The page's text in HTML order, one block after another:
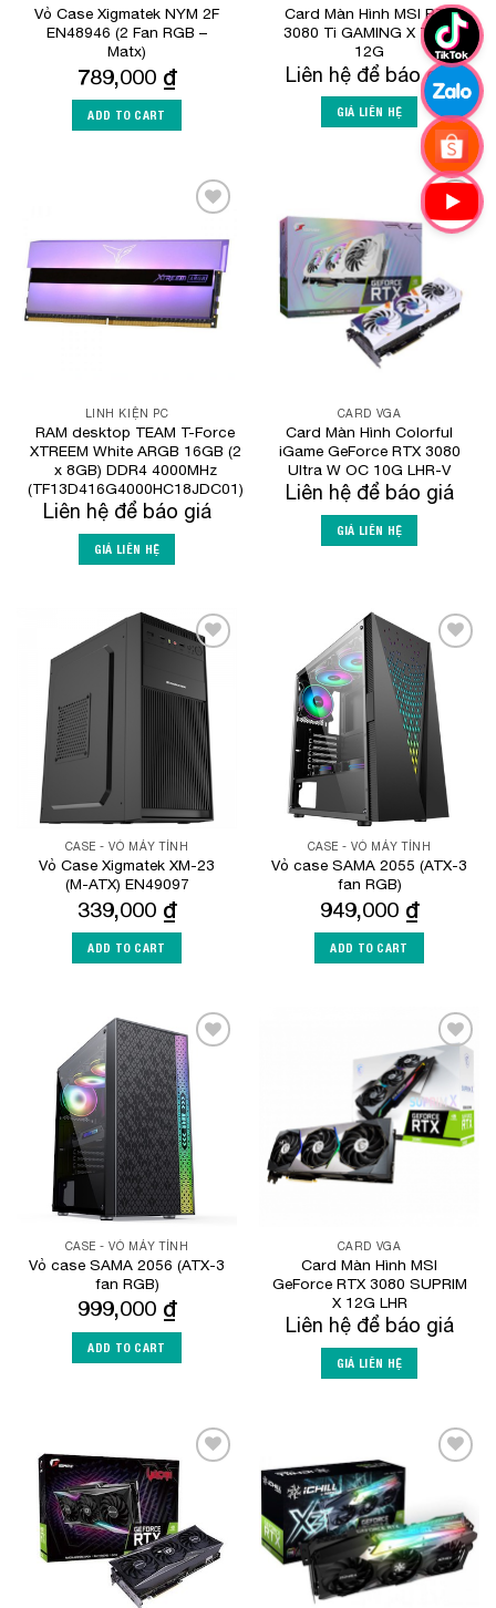
Vỏ Case Xigmatek NYM 2F
EN48946 (2 Fan RGB –
Matx)
789,000 ₫
ADD TO CART
Card Màn Hình MSI RTX
3080 Ti GAMING X TRIO
12G
Liên hệ để báo giá
GIÁ LIÊN HỆ
Wishlist
LINH KIỆN PC
RAM desktop TEAM T-Force
XTREEM White ARGB 16GB (2
x 8GB) DDR4 4000MHz
(TF13D416G4000HC18JDC01)
Liên hệ để báo giá
GIÁ LIÊN HỆ
Add to
CARD VGA
Card Màn Hình Colorful
iGame GeForce RTX 3080
Ultra W OC 10G LHR-V
Liên hệ để báo giá
GIÁ LIÊN HỆ
Add to
Wishlist
CASE - VỎ MÁY TÍNH
Vỏ Case Xigmatek XM-23
(M-ATX) EN49097
339,000 ₫
ADD TO CART
Add to
Wishlist
CASE - VỎ MÁY TÍNH
Vỏ case SAMA 2055 (ATX-3
fan RGB)
949,000 ₫
ADD TO CART
Add to
Wishlist
CASE - VỎ MÁY TÍNH
Vỏ case SAMA 2056 (ATX-3
fan RGB)
999,000 ₫
ADD TO CART
Add to
Wishlist
CARD VGA
Card Màn Hình MSI
GeForce RTX 3080 SUPRIM
X 12G LHR
Liên hệ để báo giá
GIÁ LIÊN HỆ
Wishlist